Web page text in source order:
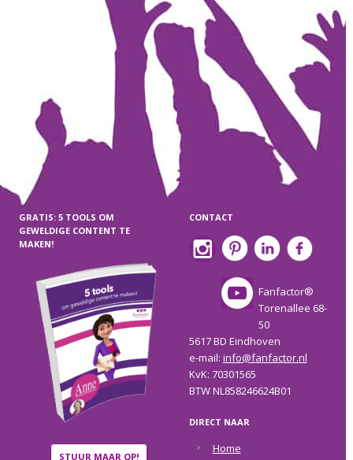
GRATIS: 5 TOOLS OM
GEWELDIGE CONTENT TE
MAKEN!
STUUR MAAR OP!
CONTACT
Fanfactor®
Torenallee 68-
50
5617 BD Eindhoven
e-mail: info@fanfactor.nl
KvK: 70301565
BTW NL858246624B01
DIRECT NAAR
Home